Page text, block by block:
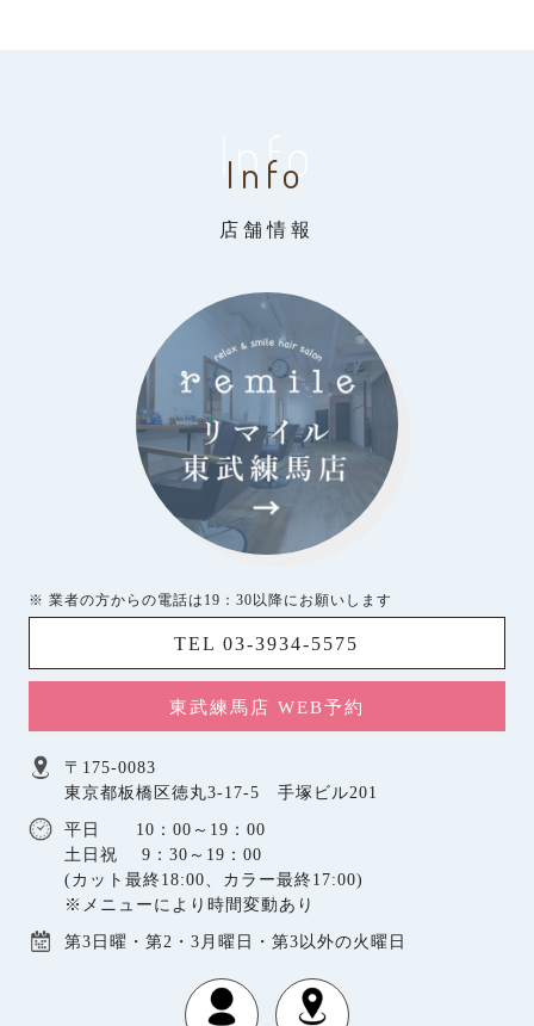
Info
Info
店舗情報
※ 業者の方からの電話は19：30以降にお願いします
TEL 03-3934-5575
東武練馬店 WEB予約
〒175-0083
東京都板橋区徳丸3-17-5 手塚ビル201
平日 10：00～19：00
土日祝 9：30～19：00
(カット最終18:00、カラー最終17:00)
※メニューにより時間変動あり
第3日曜・第2・3月曜日・第3以外の火曜日